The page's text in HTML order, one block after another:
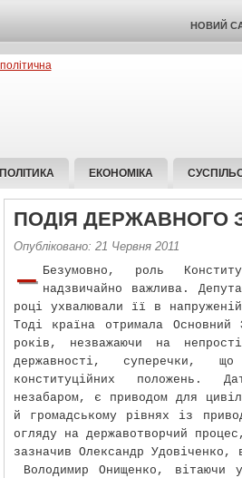
НОВИЙ
ПОЛІТИКА ЕКОНОМІКА
ПОДІЯ ДЕРЖАВНОГО
Опубліковано: 21 Червня 2011
– Безумовно, роль
надзвичайно важлива.
році ухвалювали її в
Тоді країна отримала
років, незважаючи на
державності, суперечки,
конституційних положень.
незабаром, є приводом для
й громадському рівнях із
огляду на державотворчий
зазначив Олександр Удовіченко,
Володимир Онищенко, вітаючи